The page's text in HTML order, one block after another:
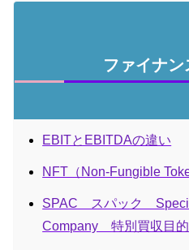
ファイナ
EBITとEBITDAの違い
NFT（Non-Fungible
SPAC スパック
Company 特別買収目